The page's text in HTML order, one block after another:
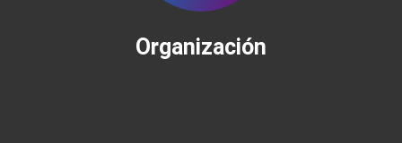
Organización